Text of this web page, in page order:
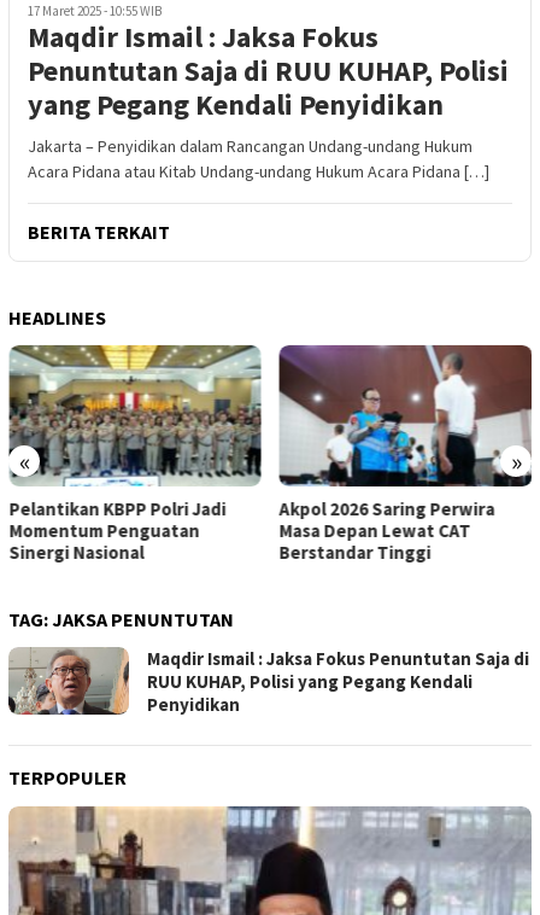
17 Maret 2025 - 10:55 WIB
Maqdir Ismail : Jaksa Fokus
Penuntutan Saja di RUU KUHAP, Polisi
yang Pegang Kendali Penyidikan
Jakarta – Penyidikan dalam Rancangan Undang-undang Hukum
Acara Pidana atau Kitab Undang-undang Hukum Acara Pidana […]
BERITA TERKAIT
HEADLINES
« »
Pelantikan KBPP Polri Jadi
Momentum Penguatan
Sinergi Nasional
Akpol 2026 Saring Perwira
Masa Depan Lewat CAT
Berstandar Tinggi
TAG:JAKSA PENUNTUTAN
Maqdir Ismail : Jaksa Fokus Penuntutan Saja di
RUU KUHAP, Polisi yang Pegang Kendali
Penyidikan
TERPOPULER